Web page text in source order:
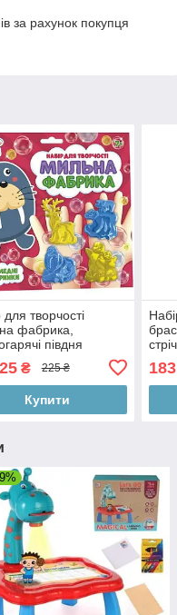
за рахунок покупця
для творчості
фабрика,
півдня
₴ 225 ₴
Купити